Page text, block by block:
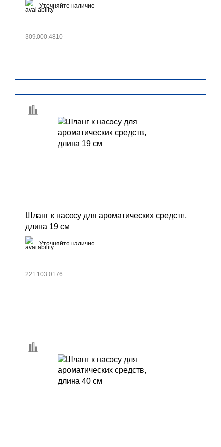
Уточняйте наличие
309.000.4810
Шланг к насосу для ароматических средств,
длина 19 см
Уточняйте наличие
221.103.0176